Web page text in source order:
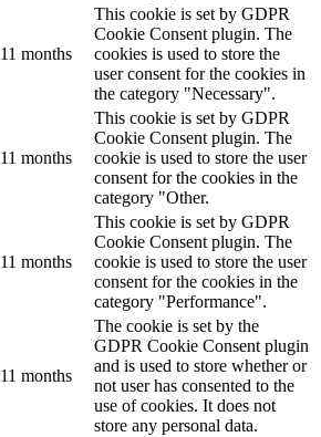
11 months
This cookie is set by GDPR
Cookie Consent plugin. The
cookies is used to store the
user consent for the cookies in
the category "Necessary".
11 months
This cookie is set by GDPR
Cookie Consent plugin. The
cookie is used to store the user
consent for the cookies in the
category "Other.
11 months
This cookie is set by GDPR
Cookie Consent plugin. The
cookie is used to store the user
consent for the cookies in the
category "Performance".
11 months
The cookie is set by the
GDPR Cookie Consent plugin
and is used to store whether or
not user has consented to the
use of cookies. It does not
store any personal data.